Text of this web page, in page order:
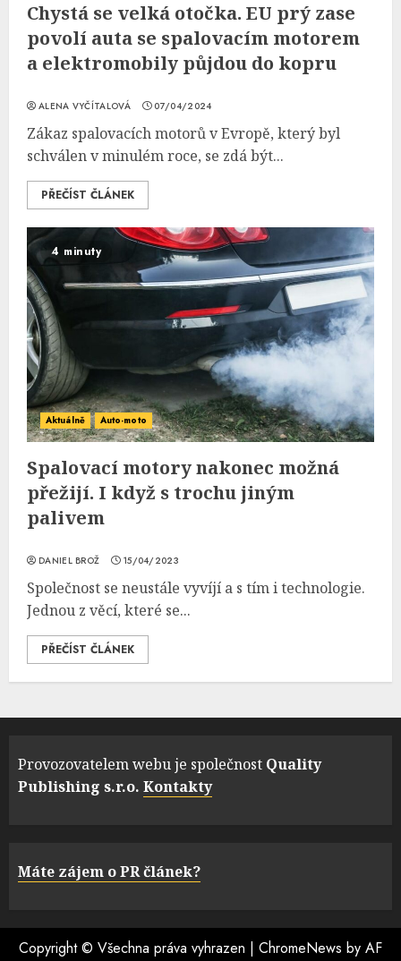
Chystá se velká otočka. EU prý zase
povolí auta se spalovacím motorem
a elektromobily půjdou do kopru
ALENA VYČÍTALOVÁ 07/04/2024
Zákaz spalovacích motorů v Evropě, který byl
schválen v minulém roce, se zdá být...
PŘEČÍST ČLÁNEK
4 minuty
Aktuálně Auto-moto
Spalovací motory nakonec možná
přežijí. I když s trochu jiným
palivem
DANIEL BROŽ 15/04/2023
Společnost se neustále vyvíjí a s tím i technologie.
Jednou z věcí, které se...
PŘEČÍST ČLÁNEK
Provozovatelem webu je společnost Quality
Publishing s.r.o. Kontakty
Máte zájem o PR článek?
Copyright © Všechna práva vyhrazen | ChromeNews by AF